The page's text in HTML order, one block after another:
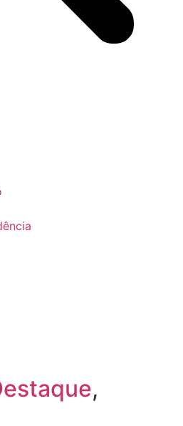
,